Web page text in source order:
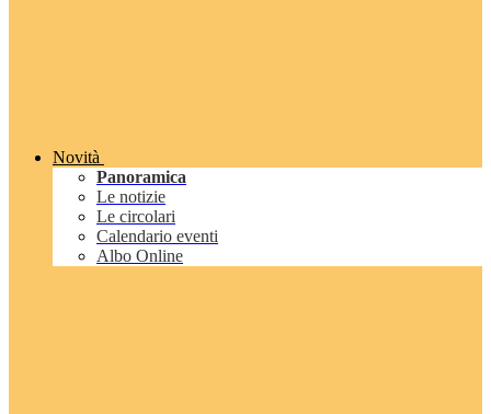
Novità
Panoramica
Le notizie
Le circolari
Calendario eventi
Albo Online